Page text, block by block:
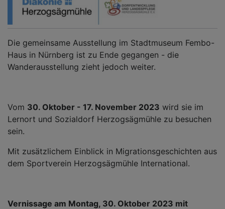
Die gemeinsame Ausstellung im Stadtmuseum Fembo-
Haus in Nürnberg ist zu Ende gegangen - die
Wanderausstellung zieht jedoch weiter.
Vom 30. Oktober - 17. November 2023 wird sie im
Lernort und Sozialdorf Herzogsägmühle zu besuchen
sein.
Mit zusätzlichem Einblick in Migrationsgeschichten aus
dem Sportverein Herzogsägmühle International.
Vernissage am Montag, 30. Oktober 2023 mit